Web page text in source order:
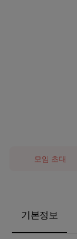
모임 초대
기본정보